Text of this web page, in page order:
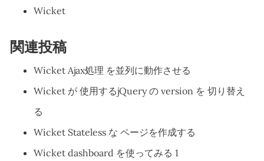
Wicket
関連投稿
Wicket Ajax処理 を並列に動作させる
Wicket が 使用するjQuery の version を 切り替え
る
Wicket Stateless な ページを作成する
Wicket dashboard を使ってみる 1